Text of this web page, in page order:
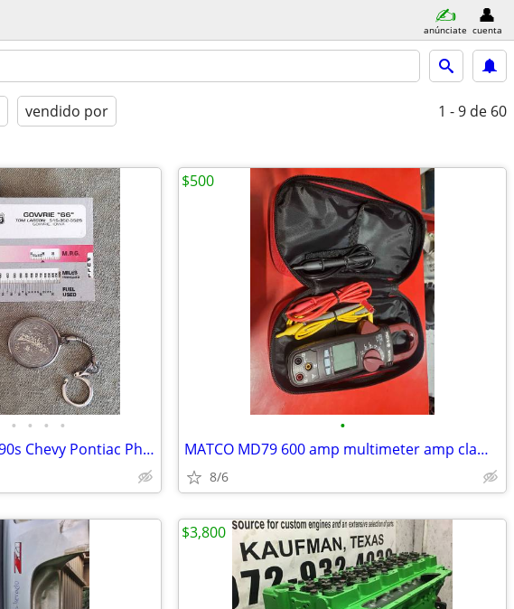
anúnciate cuenta
vendido por 1 - 9 de 60
• • • •
Lot 3 Gowrie IA 1970-1990s Chevy Pontiac Phillips 66 Centennial MISC
•
MATCO MD79 600 amp multimeter amp clamp - TRADE
8/6
$500
$3,800